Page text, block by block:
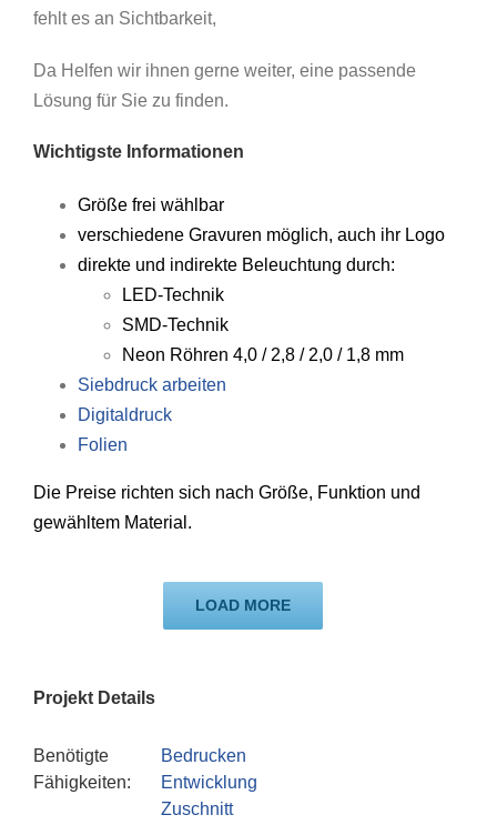
fehlt es an Sichtbarkeit,
Da Helfen wir ihnen gerne weiter, eine passende
Lösung für Sie zu finden.
Wichtigste Informationen
Größe frei wählbar
verschiedene Gravuren möglich, auch ihr Logo
direkte und indirekte Beleuchtung durch:
LED-Technik
SMD-Technik
Neon Röhren 4,0 / 2,8 / 2,0 / 1,8 mm
Siebdruck arbeiten
Digitaldruck
Folien
Die Preise richten sich nach Größe, Funktion und
gewähltem Material.
LOAD MORE
Projekt Details
Benötigte
Fähigkeiten:
Bedrucken
Entwicklung
Zuschnitt